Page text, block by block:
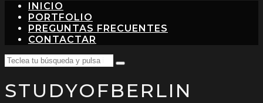
intro…
INICIO
PORTFOLIO
PREGUNTAS FRECUENTES
CONTACTAR
Search
for:
Teclea
búsqueda
y
STUDYOFBERLIN